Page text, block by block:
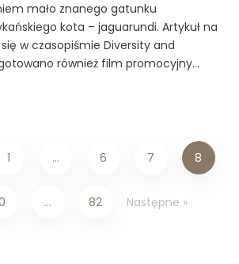
mało znanego gatunku
kota – jaguarundi. Artykuł na
w czasopiśmie Diversity and
również film promocyjny...
1 … 6 7 8
… 82 Następne »